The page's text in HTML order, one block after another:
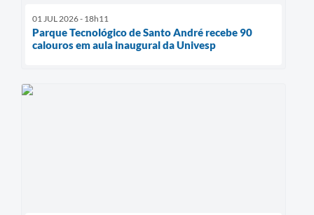
01 JUL 2026 - 18h11
Parque Tecnológico de Santo André recebe 90
calouros em aula inaugural da Univesp